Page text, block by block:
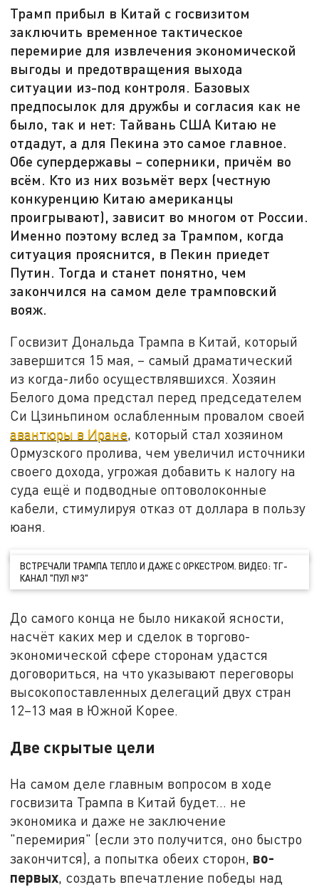
Трамп прибыл в Китай с госвизитом
заключить временное тактическое
перемирие для извлечения экономической
выгоды и предотвращения выхода
ситуации из-под контроля. Базовых
предпосылок для дружбы и согласия как не
было, так и нет: Тайвань США Китаю не
отдадут, а для Пекина это самое главное.
Обе супердержавы – соперники, причём во
всём. Кто из них возьмёт верх (честную
конкуренцию Китаю американцы
проигрывают), зависит во многом от России.
Именно поэтому вслед за Трампом, когда
ситуация прояснится, в Пекин приедет
Путин. Тогда и станет понятно, чем
закончился на самом деле трамповский
вояж.
Госвизит Дональда Трампа в Китай, который
завершится 15 мая, – самый драматический
из когда-либо осуществлявшихся. Хозяин
Белого дома предстал перед председателем
Си Цзиньпином ослабленным провалом своей
авантюры в Иране, который стал хозяином
Ормузского пролива, чем увеличил источники
своего дохода, угрожая добавить к налогу на
суда ещё и подводные оптоволоконные
кабели, стимулируя отказ от доллара в пользу
юаня.
ВСТРЕЧАЛИ ТРАМПА ТЕПЛО И ДАЖЕ С ОРКЕСТРОМ. ВИДЕО: ТГ-
КАНАЛ "ПУЛ №3"
До самого конца не было никакой ясности,
насчёт каких мер и сделок в торгово-
экономической сфере сторонам удастся
договориться, на что указывают переговоры
высокопоставленных делегаций двух стран
12–13 мая в Южной Корее.
Две скрытые цели
На самом деле главным вопросом в ходе
госвизита Трампа в Китай будет… не
экономика и даже не заключение
"перемирия" (если это получится, оно быстро
закончится), а попытка обеих сторон, во-
первых, создать впечатление победы над